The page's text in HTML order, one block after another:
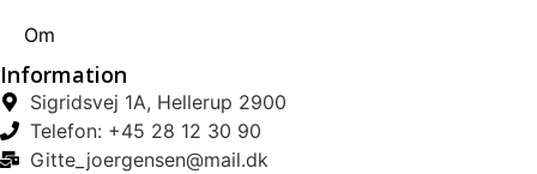
Om
Information
Sigridsvej 1A, Hellerup 2900
Telefon: +45 28 12 30 90
Gitte_joergensen@mail.dk